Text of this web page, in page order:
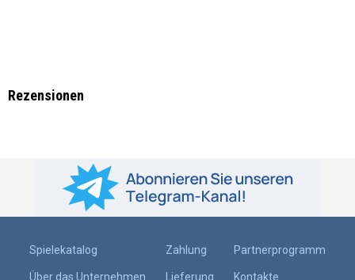
Rezensionen
Spielekatalog
Über das Unternehmen
Zahlung
Lieferung
Partnerprogramm
Kontakte